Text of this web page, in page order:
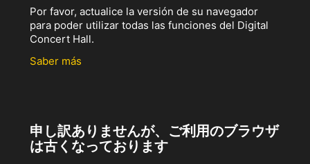
Por favor, actualice la versión de su navegador
para poder utilizar todas las funciones del Digital
Concert Hall.
Saber más
申し訳ありませんが、ご利用のブラウザ
は古くなっております